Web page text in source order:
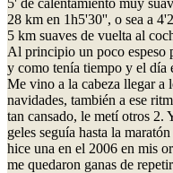
28 km en 1h5'30'', o sea a
5 km suaves de vuelta al
Al principio un poco espeso
y como tenía tiempo y el día
Me vino a la cabeza llegar a
navidades, también a ese
tan cansado, le metí otros 2.
geles seguía hasta la
hice una en el 2006 en mis
me quedaron ganas de repetir